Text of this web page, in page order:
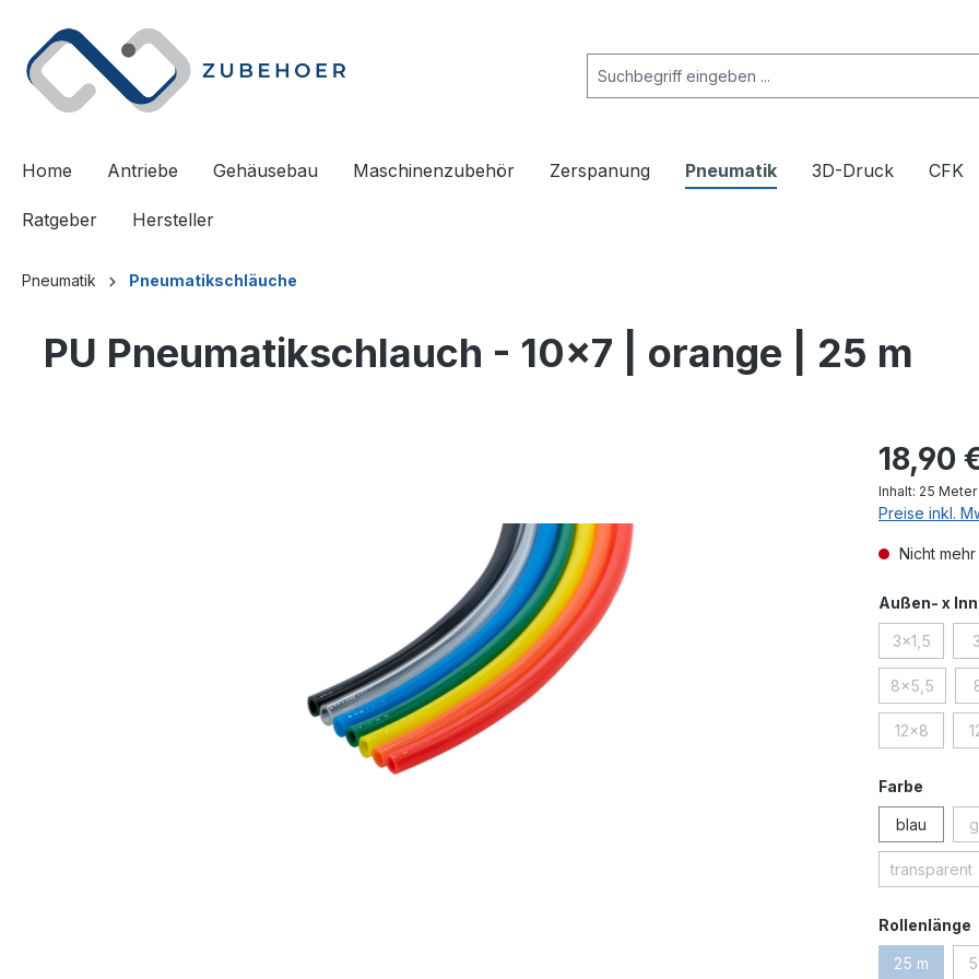
Home Antriebe Gehäusebau Maschinenzubehör Zerspanung Pneumatik 3D-Druck CFK
Ratgeber Hersteller
Pneumatik Pneumatikschläuche
PU Pneumatikschlauch - 10x7 | orange | 25 m
18,90
Inhalt: 25 Meter
Preise inkl.
Nicht
Außen- x
3x1,5(Diese
8x5,5(Diese
12x8(Diese
Farbe
blau
transparent
(Diese
Rollenlänge
25 m(Diese